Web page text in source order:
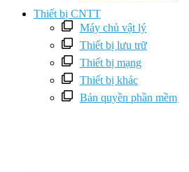
Thiết bị CNTT
Máy chủ vật lý
Thiết bị lưu trữ
Thiết bị mạng
Thiết bị khác
Bản quyền phần mềm